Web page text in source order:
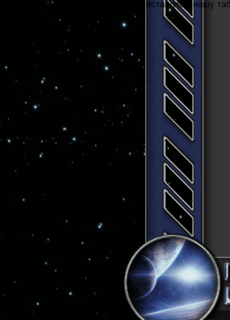
Cюда вставляем нашу